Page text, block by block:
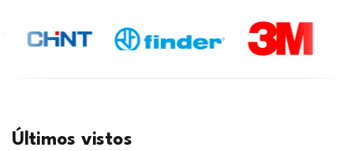
Últimos vistos